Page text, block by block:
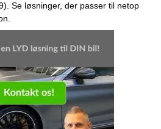
Se løsninger, der passer til netop